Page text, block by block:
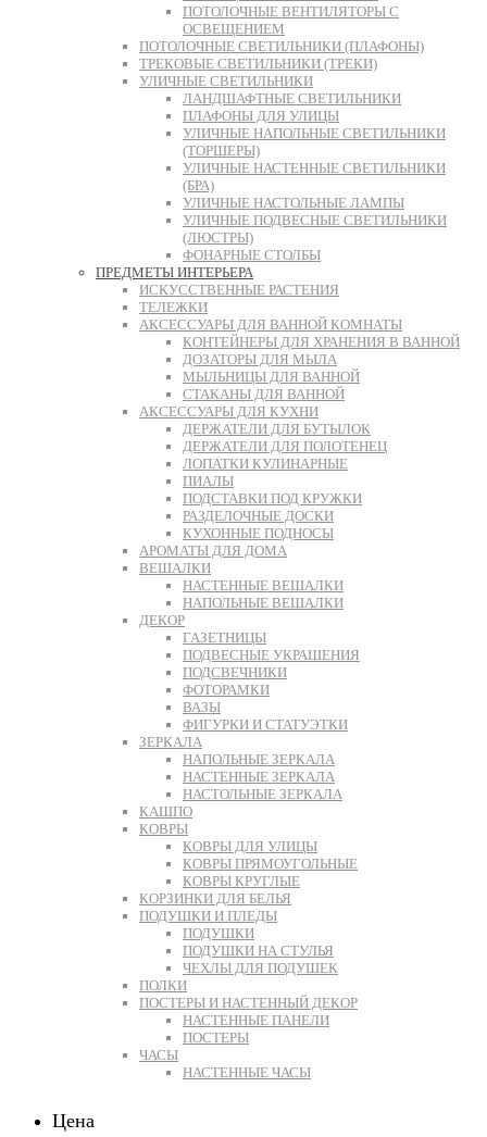
ПОТОЛОЧНЫЕ ВЕНТИЛЯТОРЫ С
ОСВЕЩЕНИЕМ
ПОТОЛОЧНЫЕ СВЕТИЛЬНИКИ (ПЛАФОНЫ)
ТРЕКОВЫЕ СВЕТИЛЬНИКИ (ТРЕКИ)
УЛИЧНЫЕ СВЕТИЛЬНИКИ
ЛАНДШАФТНЫЕ СВЕТИЛЬНИКИ
ПЛАФОНЫ ДЛЯ УЛИЦЫ
УЛИЧНЫЕ НАПОЛЬНЫЕ СВЕТИЛЬНИКИ
(ТОРШЕРЫ)
УЛИЧНЫЕ НАСТЕННЫЕ СВЕТИЛЬНИКИ
(БРА)
УЛИЧНЫЕ НАСТОЛЬНЫЕ ЛАМПЫ
УЛИЧНЫЕ ПОДВЕСНЫЕ СВЕТИЛЬНИКИ
(ЛЮСТРЫ)
ФОНАРНЫЕ СТОЛБЫ
ПРЕДМЕТЫ ИНТЕРЬЕРА
ИСКУССТВЕННЫЕ РАСТЕНИЯ
ТЕЛЕЖКИ
АКСЕССУАРЫ ДЛЯ ВАННОЙ КОМНАТЫ
КОНТЕЙНЕРЫ ДЛЯ ХРАНЕНИЯ В ВАННОЙ
ДОЗАТОРЫ ДЛЯ МЫЛА
МЫЛЬНИЦЫ ДЛЯ ВАННОЙ
СТАКАНЫ ДЛЯ ВАННОЙ
АКСЕССУАРЫ ДЛЯ КУХНИ
ДЕРЖАТЕЛИ ДЛЯ БУТЫЛОК
ДЕРЖАТЕЛИ ДЛЯ ПОЛОТЕНЕЦ
ЛОПАТКИ КУЛИНАРНЫЕ
ПИАЛЫ
ПОДСТАВКИ ПОД КРУЖКИ
РАЗДЕЛОЧНЫЕ ДОСКИ
КУХОННЫЕ ПОДНОСЫ
АРОМАТЫ ДЛЯ ДОМА
ВЕШАЛКИ
НАСТЕННЫЕ ВЕШАЛКИ
НАПОЛЬНЫЕ ВЕШАЛКИ
ДЕКОР
ГАЗЕТНИЦЫ
ПОДВЕСНЫЕ УКРАШЕНИЯ
ПОДСВЕЧНИКИ
ФОТОРАМКИ
ВАЗЫ
ФИГУРКИ И СТАТУЭТКИ
ЗЕРКАЛА
НАПОЛЬНЫЕ ЗЕРКАЛА
НАСТЕННЫЕ ЗЕРКАЛА
НАСТОЛЬНЫЕ ЗЕРКАЛА
КАШПО
КОВРЫ
КОВРЫ ДЛЯ УЛИЦЫ
КОВРЫ ПРЯМОУГОЛЬНЫЕ
КОВРЫ КРУГЛЫЕ
КОРЗИНКИ ДЛЯ БЕЛЬЯ
ПОДУШКИ И ПЛЕДЫ
ПОДУШКИ
ПОДУШКИ НА СТУЛЬЯ
ЧЕХЛЫ ДЛЯ ПОДУШЕК
ПОЛКИ
ПОСТЕРЫ И НАСТЕННЫЙ ДЕКОР
НАСТЕННЫЕ ПАНЕЛИ
ПОСТЕРЫ
ЧАСЫ
НАСТЕННЫЕ ЧАСЫ
Цена